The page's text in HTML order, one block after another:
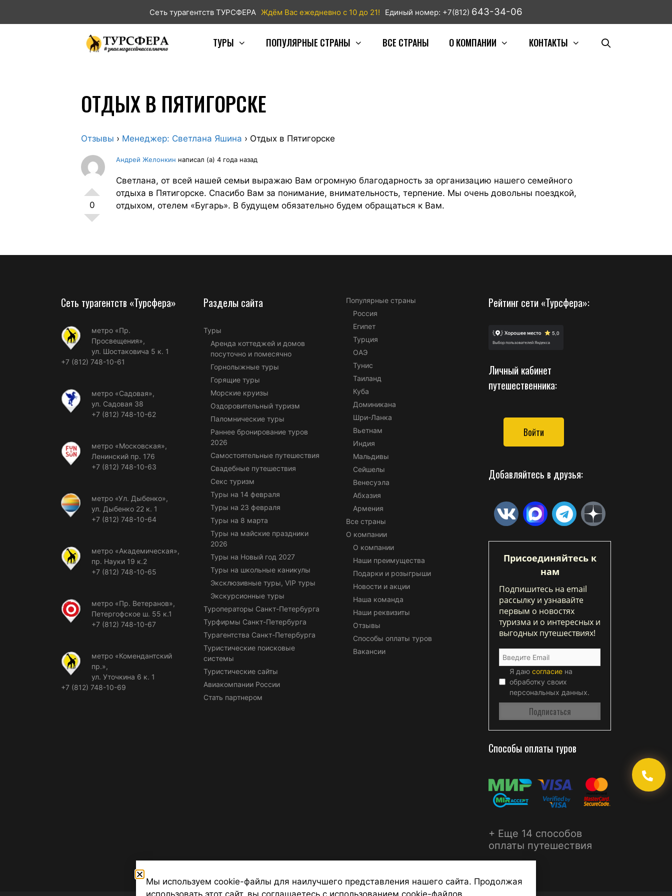
Сеть турагентств ТУРСФЕРА Ждём Вас ежедневно с 10 до 21! Единый номер: +7(812) 643-34-06
ТУРЫ ПОПУЛЯРНЫЕ СТРАНЫ ВСЕ СТРАНЫ О КОМПАНИИ КОНТАКТЫ
ОТДЫХ В ПЯТИГОРСКЕ
Отзывы › Менеджер: Светлана Яшина › Отдых в Пятигорске
0
Андрей Желонкин написал (а) 4 года назад
Светлана, от всей нашей семьи выражаю Вам огромную благодарность за организацию нашего семейного
отдыха в Пятигорске. Спасибо Вам за понимание, внимательность, терпение. Мы очень довольны поездкой,
отдыхом, отелем «Бугарь». В будущем обязательно будем обращаться к Вам.
Сеть турагентств «Турсфера»
метро «Пр.
Просвещения»,
ул. Шостаковича 5 к. 1
+7 (812) 748-10-61
метро «Садовая»,
ул. Садовая 38
+7 (812) 748-10-62
метро «Московская»,
Ленинский пр. 176
+7 (812) 748-10-63
метро «Ул. Дыбенко»,
ул. Дыбенко 22 к. 1
+7 (812) 748-10-64
метро «Академическая»,
пр. Науки 19 к.2
+7 (812) 748-10-65
метро «Пр. Ветеранов»,
Петергофское ш. 55 к.1
+7 (812) 748-10-67
метро «Комендантский
пр.»,
ул. Уточкина 6 к. 1
+7 (812) 748-10-69
Разделы сайта
Туры
Аренда коттеджей и домов
посуточно и помесячно
Горнолыжные туры
Горящие туры
Морские круизы
Оздоровительный туризм
Паломнические туры
Раннее бронирование туров
2026
Самостоятельные путешествия
Свадебные путешествия
Секс туризм
Туры на 14 февраля
Туры на 23 февраля
Туры на 8 марта
Туры на майские праздники
2026
Туры на Новый год 2027
Туры на школьные каникулы
Эксклюзивные туры, VIP туры
Экскурсионные туры
Туроператоры Санкт-Петербурга
Турфирмы Санкт-Петербурга
Турагентства Санкт-Петербурга
Туристические поисковые
системы
Туристические сайты
Авиакомпании России
Стать партнером
Популярные страны
Россия
Египет
Турция
ОАЭ
Тунис
Таиланд
Куба
Доминикана
Шри-Ланка
Вьетнам
Индия
Мальдивы
Сейшелы
Венесуэла
Абхазия
Армения
Все страны
О компании
О компании
Наши преимущества
Подарки и розыгрыши
Новости и акции
Наша команда
Наши реквизиты
Отзывы
Способы оплаты туров
Вакансии
Рейтинг сети «Турсфера»:
Личный кабинет
путешественника:
Войти
Добавляйтесь в друзья:
Присоединяйтесь к
нам
Подпишитесь на email
рассылку и узнавайте
первым о новостях
туризма и о интересных и
выгодных путешествиях!
Я даю согласие на
обработку своих
персональных данных.
Способы оплаты туров
+ Еще 14 способов
оплаты путешествия
Мы используем cookie-файлы для наилучшего представления нашего сайта. Продолжая
использовать этот сайт, вы соглашаетесь с использованием cookie-файлов.